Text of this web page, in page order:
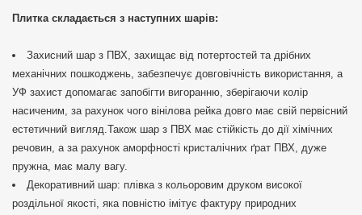
Плитка складається з наступних шарів:
Захисний шар з ПВХ, захищає від потертостей та дрібних
механічних пошкоджень, забезпечує довговічність використання, а
УФ захист допомагає запобігти вигоранню, зберігаючи колір
насиченим, за рахунок чого вінілова рейка довго має свій первісний
естетичний вигляд.Також шар з ПВХ має стійкість до дії хімічних
речовин, а за рахунок аморфності кристалічних ґрат ПВХ, дуже
пружна, має малу вагу.
Декоративний шар: плівка з кольоровим друком високої
роздільної якості, яка повністю імітує фактуру природних